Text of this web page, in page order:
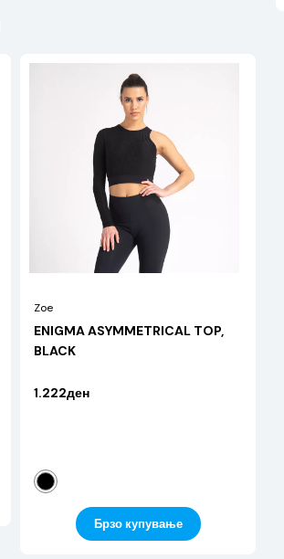
Zoe
ENIGMA ASYMMETRICAL TOP,
BLACK
1.222ден
Брзо купување